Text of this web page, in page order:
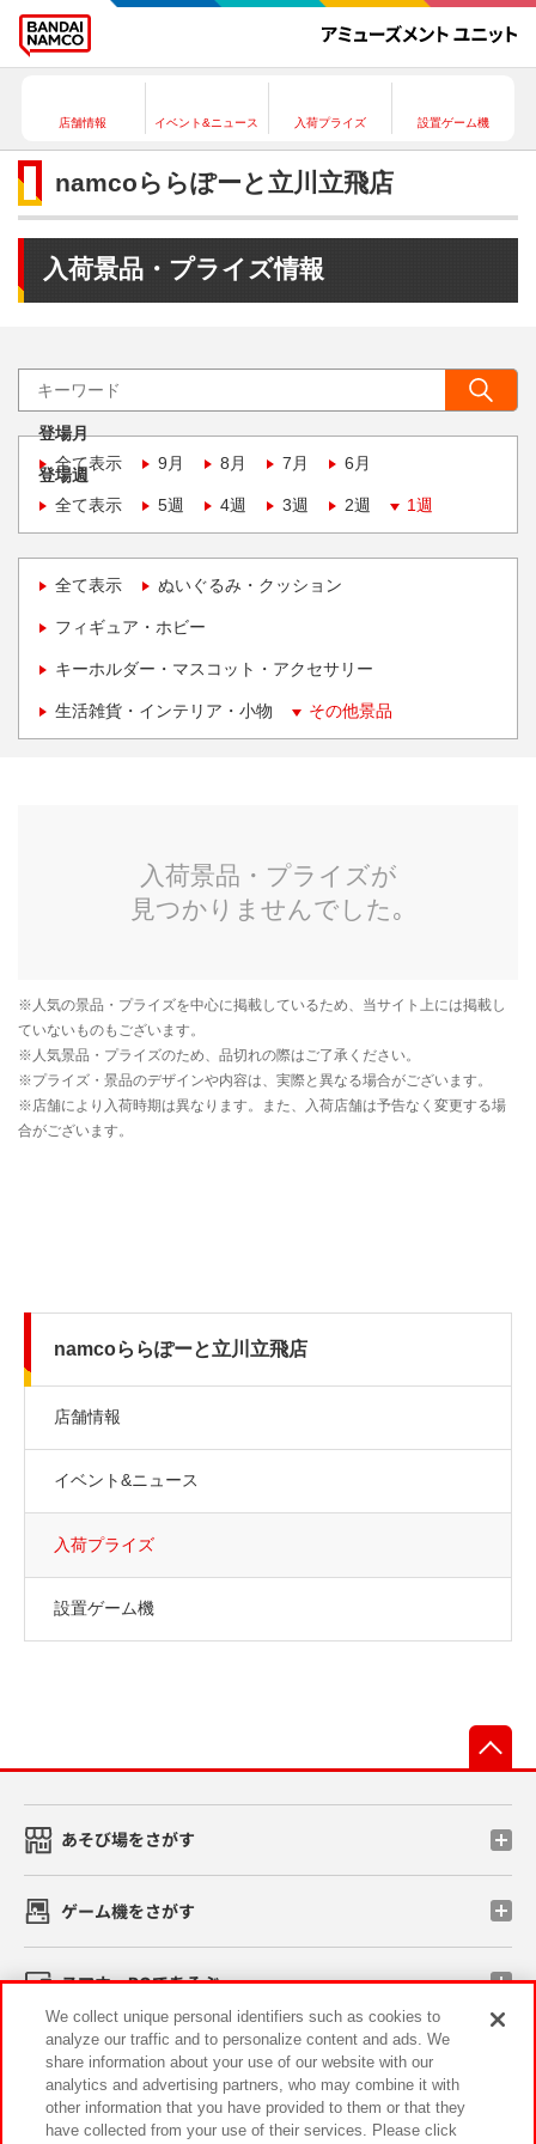
店舗情報 イベント&ニュース 入荷プライズ 設置ゲーム機
namcoららぽーと立川立飛店
入荷景品・プライズ情報
登場月
全て表示
9月 8月 7月 6月
登場週
全て表示
5週 4週 3週 2週 1週
全て表示 ぬいぐるみ・クッション
フィギュア・ホビー
キーホルダー・マスコット・アクセサリー
生活雑貨・インテリア・小物 その他景品
namcoららぽーと立川立飛店
店舗情報
イベント&ニュース
入荷プライズ
設置ゲーム機
あそび場をさがす
ゲーム機をさがす
スマホ・PCであそぶ
イベント・キャンペーン
We collect unique personal identifiers such as cookies to
analyze our traffic and to personalize content and ads. We
share information about your use of our website with our
analytics and advertising partners, who may combine it with
other information that you have provided to them or that they
have collected from your use of their services. Please click